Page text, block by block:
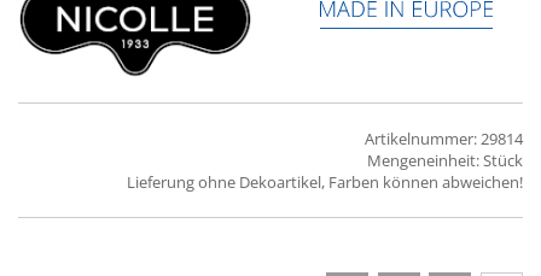
Artikelnummer: 29814
Mengeneinheit: Stück
Lieferung ohne Dekoartikel, Farben können abweichen!